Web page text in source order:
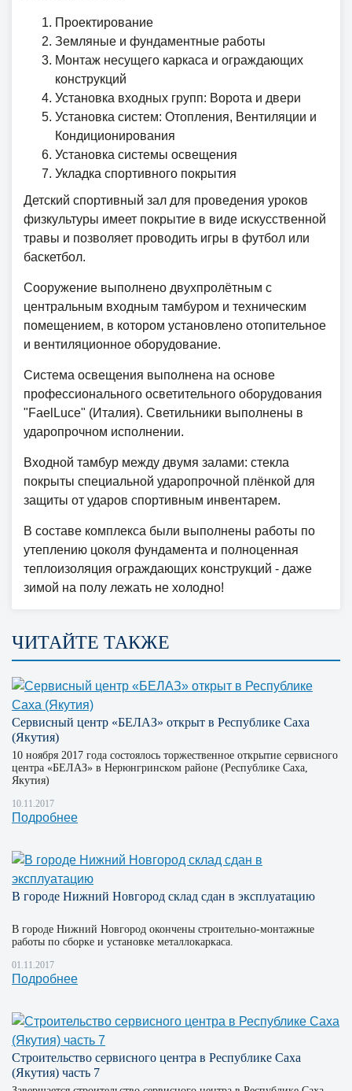
Проектирование
Земляные и фундаментные работы
Монтаж несущего каркаса и ограждающих
конструкций
Установка входных групп: Ворота и двери
Установка систем: Отопления, Вентиляции и
Кондиционирования
Установка системы освещения
Укладка спортивного покрытия
Детский спортивный зал для проведения уроков
физкультуры имеет покрытие в виде искусственной
травы и позволяет проводить игры в футбол или
баскетбол.
Сооружение выполнено двухпролётным с
центральным входным тамбуром и техническим
помещением, в котором установлено отопительное
и вентиляционное оборудование.
Система освещения выполнена на основе
профессионального осветительного оборудования
"FaelLuce" (Италия). Светильники выполнены в
ударопрочном исполнении.
Входной тамбур между двумя залами: стекла
покрыты специальной ударопрочной плёнкой для
защиты от ударов спортивным инвентарем.
В составе комплекса были выполнены работы по
утеплению цоколя фундамента и полноценная
теплоизоляция ограждающих конструкций - даже
зимой на полу лежать не холодно!
ЧИТАЙТЕ ТАКЖЕ
Сервисный центр «БЕЛАЗ» открыт в Республике Саха
(Якутия)
10 ноября 2017 года состоялось торжественное открытие сервисного
центра «БЕЛАЗ» в Нерюнгринском районе (Республике Саха,
Якутия)
10.11.2017
Подробнее
В городе Нижний Новгород склад сдан в эксплуатацию
В городе Нижний Новгород окончены строительно-монтажные
работы по сборке и установке металлокаркаса.
01.11.2017
Подробнее
Строительство сервисного центра в Республике Саха
(Якутия) часть 7